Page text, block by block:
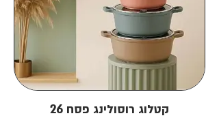
קטלוג רוסולינג פסח 26